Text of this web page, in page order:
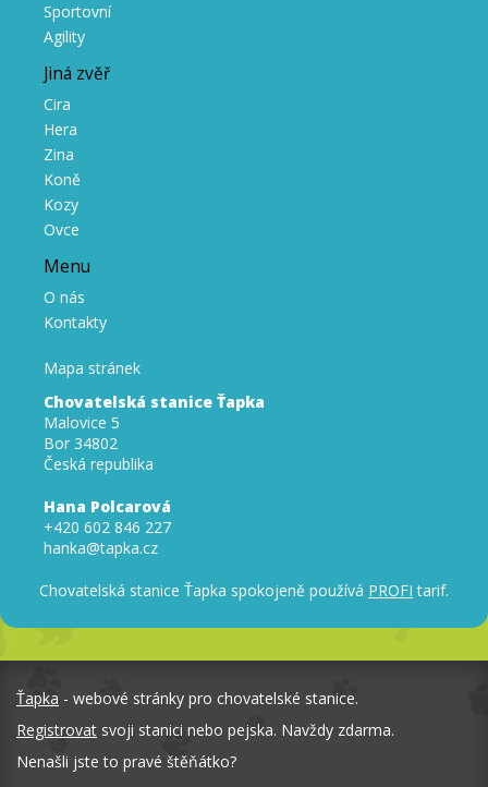
Sportovní
Agility
Jiná zvěř
Cira
Hera
Zina
Koně
Kozy
Ovce
Menu
O nás
Kontakty
Mapa stránek
Chovatelská stanice Ťapka
Malovice 5
Bor 34802
Česká republika
Hana Polcarová
+420 602 846 227
hanka@tapka.cz
Chovatelská stanice Ťapka spokojeně používá PROFI tarif.
Ťapka - webové stránky pro chovatelské stanice.
Registrovat svoji stanici nebo pejska. Navždy zdarma.
Nenašli jste to pravé štěňátko?